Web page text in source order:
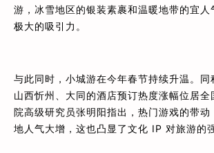
游，冰雪地区的银装素裹和温暖地带的宜人
极大的吸引力。
与此同时，小城游在今年春节持续升温。同
山西忻州、大同的酒店预订热度涨幅位居全
院高级研究员张明阳指出，热门游戏的带动
地人气大增，这也凸显了文化 IP 对旅游的